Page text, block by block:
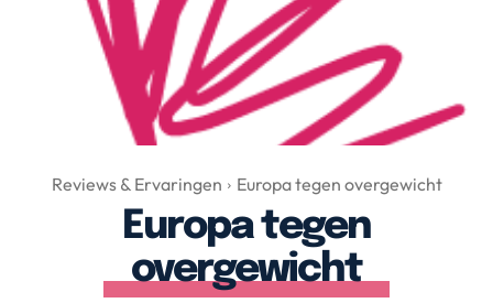
Health & Beauty
Huis & Tuin
Nieuws & Media
Over Valerie
Over Valerie
De Top 5
Contact
Reviews & Ervaringen Europa tegen overgewicht
Europa tegen
overgewicht